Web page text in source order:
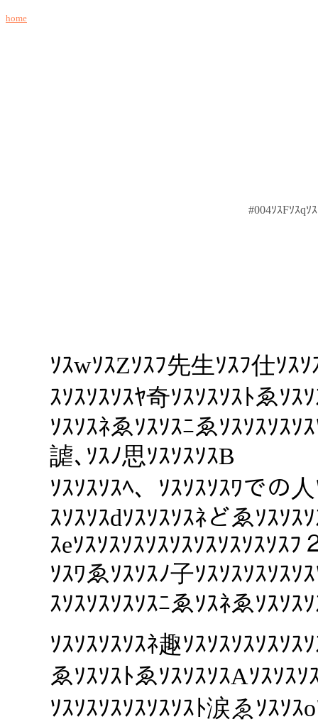
home
#004ｿｽFｿｽqｿ
ｿｽwｿｽZｿｽﾌ先生ｿｽﾌ仕ｿｽ
ｽｿｽｿｽｿｽﾔ奇ｿｽｿｽｿｽﾄゑｿｽ
ｿｽｿｽﾈゑｿｽｿｽﾆゑｿｽｿｽｿｽｿ
謔､ｿｽﾉ思ｿｽｿｽｿｽB
ｿｽｿｽｿｽﾍ、ｿｽｿｽｿｽﾜでの
ｽｿｽｿｽdｿｽｿｽｿｽﾈどゑｿｽｿｽ
ｽeｿｽｿｽｿｽｿｽｿｽｿｽｿｽｿｽｿｽﾌ
ｿｽﾜゑｿｽｿｽﾉ子ｿｽｿｽｿｽｿｽｿ
ｽｿｽｿｽｿｽｿｽﾆゑｿｽﾈゑｿｽｿｽ
ｿｽｿｽｿｽｿｽﾈ趣ｿｽｿｽｿｽｿｽｿｽ
ゑｿｽｿｽﾄゑｿｽｿｽｿｽAｿｽｿｽ
ｿｽｿｽｿｽｿｽｿｽｿｽﾄ涙ゑｿｽｿｽ